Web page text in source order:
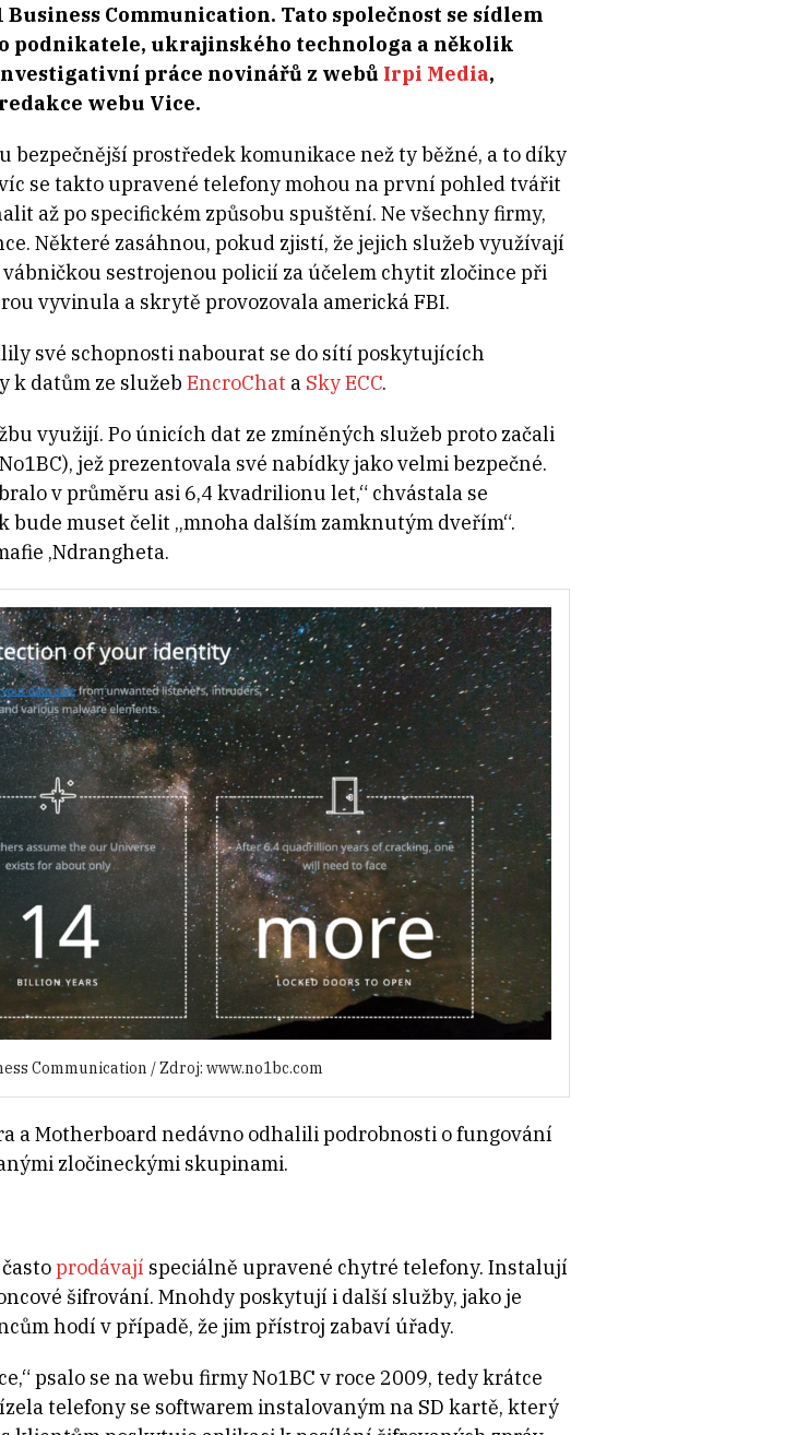
Communication. Tato společnost se sídlem
podnikatele, ukrajinského technologa a několik
práce novinářů z webů Irpi Media,
webu Vice.
bezpečnější prostředek komunikace než ty běžné, a to díky
se takto upravené telefony mohou na první pohled tvářit
až po specifickém způsobu spuštění. Ne všechny firmy,
Některé zasáhnou, pokud zjistí, že jejich služeb využívají
sestrojenou policií za účelem chytit zločince při
vyvinula a skrytě provozovala americká FBI.
své schopnosti nabourat se do sítí poskytujících
k datům ze služeb EncroChat a Sky ECC.
využijí. Po únicích dat ze zmíněných služeb proto začali
jež prezentovala své nabídky jako velmi bezpečné.
v průměru asi 6,4 kvadrilionu let,“ chvástala se
bude muset čelit „mnoha dalším zamknutým dveřím“.
‚Ndrangheta.
Communication / Zdroj: www.no1bc.com
a Motherboard nedávno odhalili podrobnosti o fungování
zločineckými skupinami.
prodávají speciálně upravené chytré telefony. Instalují
šifrování. Mnohdy poskytují i další služby, jako je
hodí v případě, že jim přístroj zabaví úřady.
psalo se na webu firmy No1BC v roce 2009, tedy krátce
telefony se softwarem instalovaným na SD kartě, který